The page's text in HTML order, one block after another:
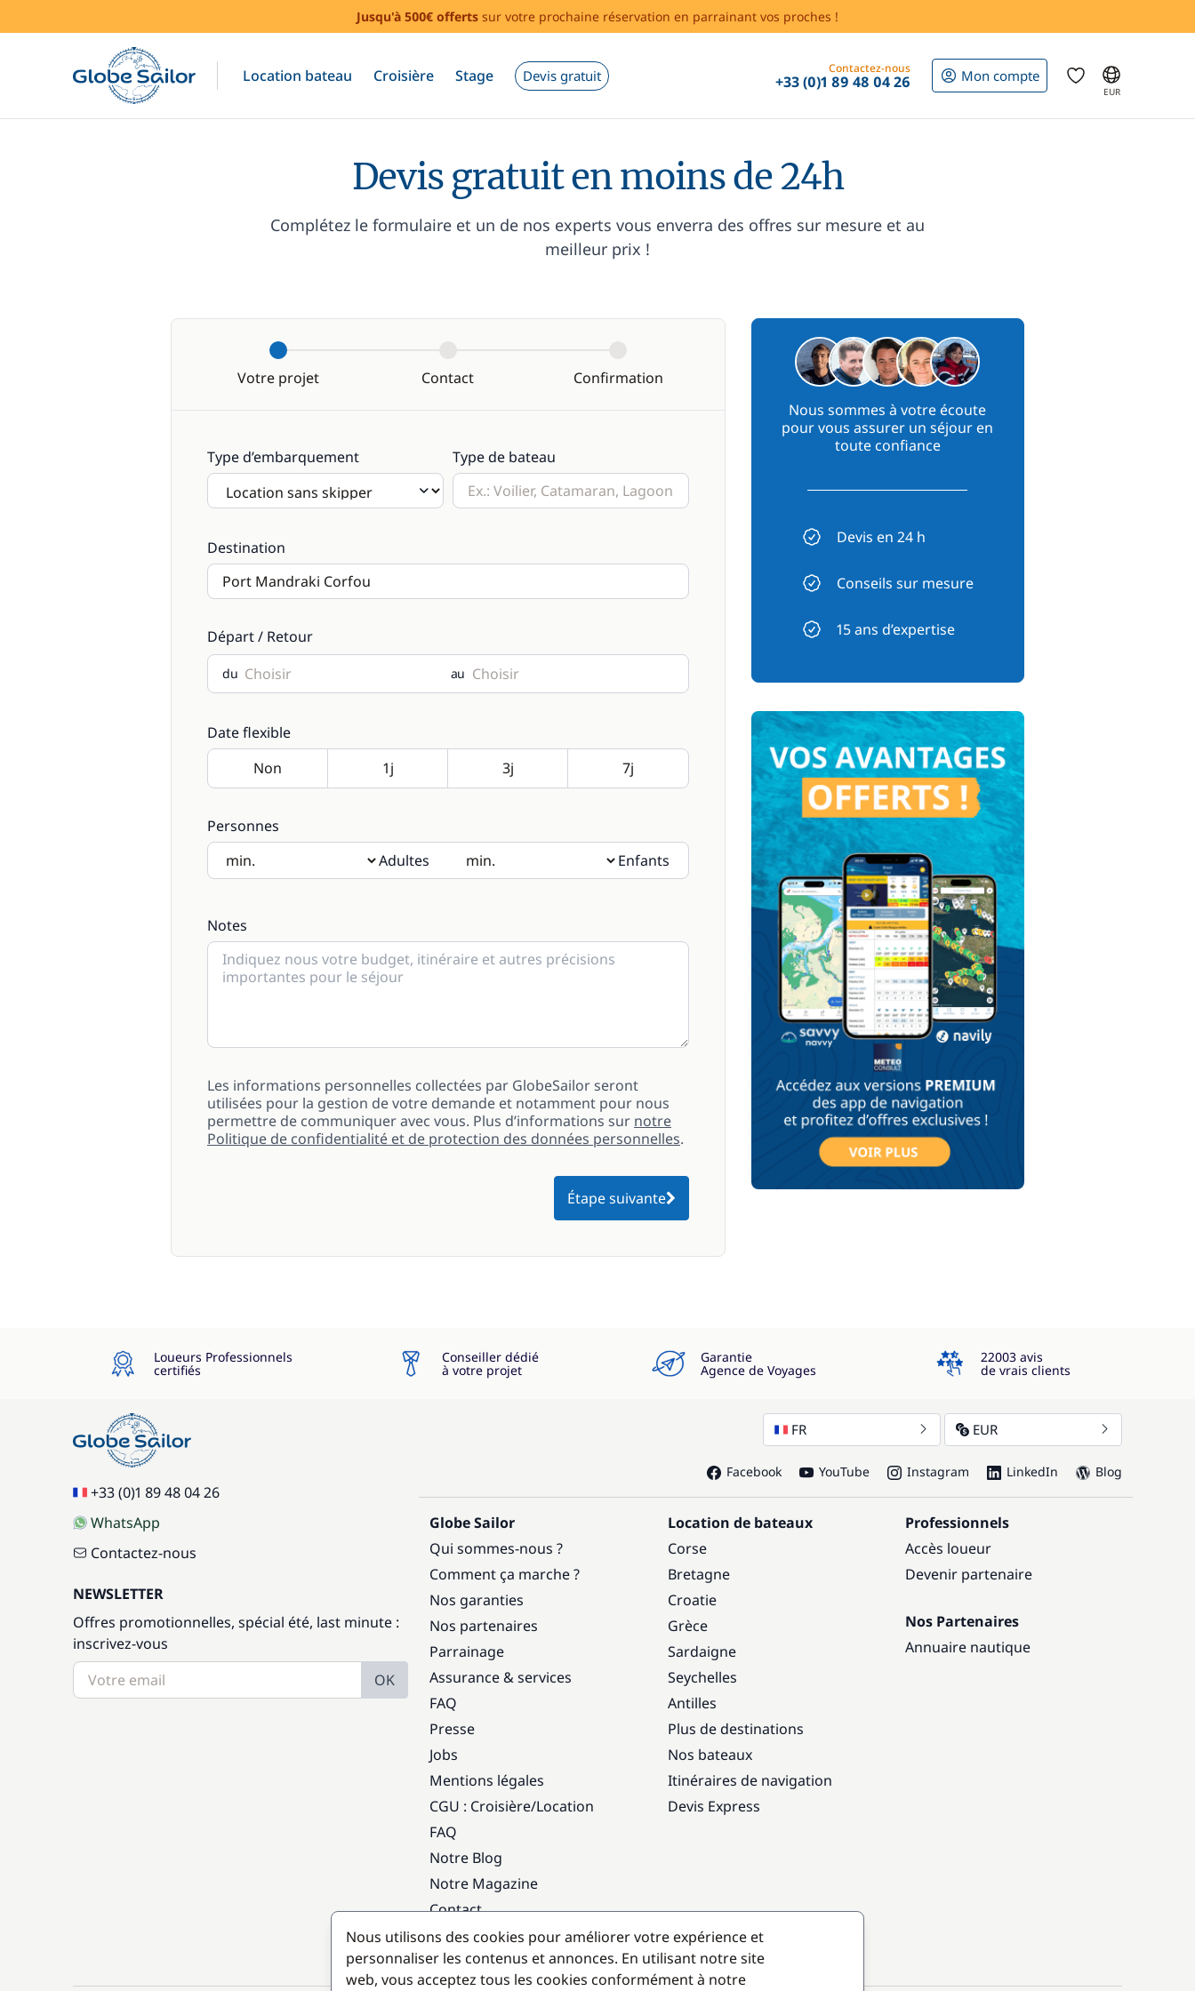
Jusqu'à 500€ offerts sur votre prochaine réservation en parrainant vos proches !
Location bateau Croisière Stage Devis gratuit Contactez-nous
+33 (0)1 89 48 04 26 Mon compte
EUR
Devis gratuit en moins de 24h
Complétez le formulaire et un de nos experts vous enverra des offres sur mesure et au
meilleur prix !
Votre projet Contact Confirmation
Type d’embarquement Type de bateau
Destination
Départ / Retour
du au
Date flexible
Personnes
Adultes
Enfants
Notes
Les informations personnelles collectées par GlobeSailor seront
utilisées pour la gestion de votre demande et notamment pour nous
permettre de communiquer avec vous. Plus d’informations sur notre
Politique de confidentialité et de protection des données personnelles.
Étape suivante
Nous sommes à votre écoute
pour vous assurer un séjour en
toute confiance
Devis en 24 h
Conseils sur mesure
15 ans d’expertise
Loueurs Professionnels
certifiés
Conseiller dédié
à votre projet
Garantie
Agence de Voyages
4.3
22003 avis
de vrais clients
+33 (0)1 89 48 04 26
WhatsApp
Contactez-nous
NEWSLETTER
Offres promotionnelles, spécial été, last minute :
inscrivez-vous
OK
FR EUR
Facebook YouTube Instagram LinkedIn Blog
Globe Sailor
Qui sommes-nous ?
Comment ça marche ?
Nos garanties
Nos partenaires
Parrainage
Assurance & services
FAQ
Presse
Jobs
Mentions légales
CGU : Croisière/Location
FAQ
Notre Blog
Notre Magazine
Contact
Location de bateaux
Corse
Bretagne
Croatie
Grèce
Sardaigne
Seychelles
Antilles
Plus de destinations
Nos bateaux
Itinéraires de navigation
Devis Express
Professionnels
Accès loueur
Devenir partenaire
Nos Partenaires
Annuaire nautique
Destinations populaires
Nous utilisons des cookies pour améliorer votre expérience et
personnaliser les contenus et annonces. En utilisant notre site
web, vous acceptez tous les cookies conformément à notre